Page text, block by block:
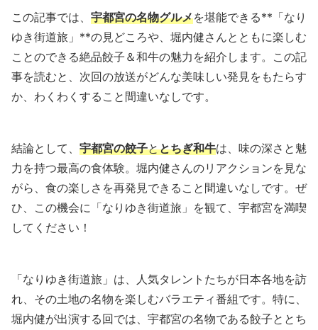
この記事では、 宇都宮の名物グルメを堪能できる**「なり
ゆき街道旅」**の見どころや、堀内健さんとともに楽しむ
ことのできる絶品餃子＆和牛の魅力を紹介します。この記
事を読むと、次回の放送がどんな美味しい発見をもたらす
か、わくわくすること間違いなしです。
結論として、 宇都宮の餃子ととちぎ和牛は、味の深さと魅
力を持つ最高の食体験。堀内健さんのリアクションを見な
がら、食の楽しさを再発見できること間違いなしです。ぜ
ひ、この機会に「なりゆき街道旅」を観て、宇都宮を満喫
してください！
「なりゆき街道旅」は、人気タレントたちが日本各地を訪
れ、その土地の名物を楽しむバラエティ番組です。特に、
堀内健が出演する回では、宇都宮の名物である餃子ととち